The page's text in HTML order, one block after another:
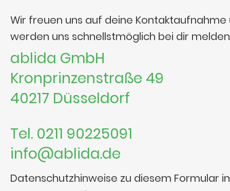
Wir freuen uns auf deine Kontaktaufnahme
werden uns schnellstmöglich bei dir
ablida GmbH
Kronprinzenstraße 49
40217 Düsseldorf
Tel. 0211 90225091
info@ablida.de
Datenschutzhinweise zu diesem Formular